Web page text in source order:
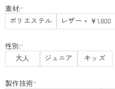
素材:*
ポリエステル
レザー + ￥1,800
性別:*
大人
ジュニア キッズ
製作技術*